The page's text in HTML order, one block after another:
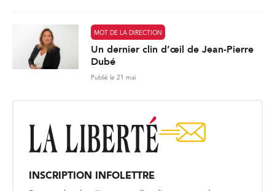
MOT DE LA DIRECTION
Un dernier clin d’œil de Jean-Pierre
Dubé
Publié le 21 mai
INSCRIPTION INFOLETTRE